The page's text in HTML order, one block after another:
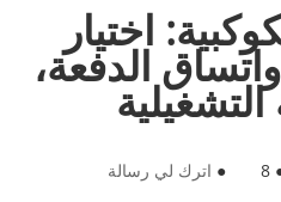
اختيار
الدفعة،
8
● اترك لي رسالة